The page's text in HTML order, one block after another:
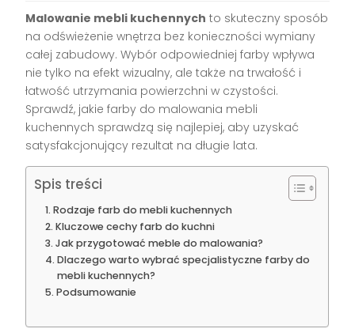
Malowanie mebli kuchennych to skuteczny sposób
na odświeżenie wnętrza bez konieczności wymiany
całej zabudowy. Wybór odpowiedniej farby wpływa
nie tylko na efekt wizualny, ale także na trwałość i
łatwość utrzymania powierzchni w czystości.
Sprawdź, jakie farby do malowania mebli
kuchennych sprawdzą się najlepiej, aby uzyskać
satysfakcjonujący rezultat na długie lata.
Spis treści
Rodzaje farb do mebli kuchennych
Kluczowe cechy farb do kuchni
Jak przygotować meble do malowania?
Dlaczego warto wybrać specjalistyczne farby do
mebli kuchennych?
Podsumowanie